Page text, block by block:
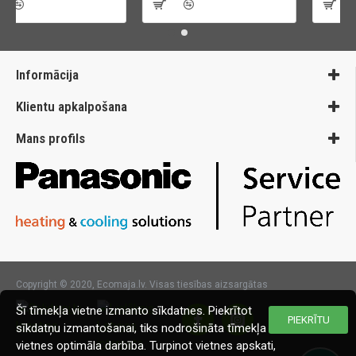
Informācija
Klientu apkalpošana
Mans profils
Copyright © 2020, Ecomaja.lv. Visas tiesības aizsargātas
PIEKRĪTU
Šī tīmekļa vietne izmanto sīkdatnes. Piekrītot
sīkdatņu izmantošanai, tiks nodrošināta tīmekļa
vietnes optimāla darbība. Turpinot vietnes apskati,